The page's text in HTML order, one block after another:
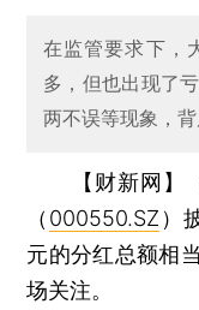
在监管要求下，
多，但也出现了
两不误等现象，
【财新网】
（ 000550.SZ ）
元的分红总额相
场关注。